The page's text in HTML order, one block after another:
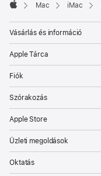
Mac iMac
Vásárlás és információ
Apple Tárca
Fiók
Szórakozás
Apple Store
Üzleti megoldások
Oktatás